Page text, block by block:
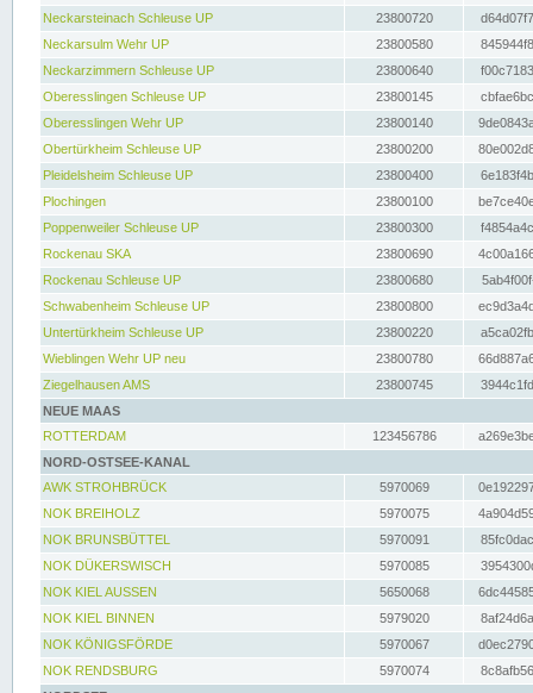
Neckarsteinach Schleuse UP
23800720
Neckarsulm Wehr UP
23800580
Neckarzimmern Schleuse UP
23800640
Oberesslingen Schleuse UP
23800145
Oberesslingen Wehr UP
23800140
Obertürkheim Schleuse UP
23800200
Pleidelsheim Schleuse UP
23800400
Plochingen
23800100
Poppenweiler Schleuse UP
23800300
Rockenau SKA
23800690
Rockenau Schleuse UP
23800680
Schwabenheim Schleuse UP
23800800
Untertürkheim Schleuse UP
23800220
Wieblingen Wehr UP neu
23800780
Ziegelhausen AMS
23800745
NEUE MAAS
ROTTERDAM
123456786
NORD-OSTSEE-KANAL
AWK STROHBRÜCK
5970069
NOK BREIHOLZ
5970075
NOK BRUNSBÜTTEL
5970091
NOK DÜKERSWISCH
5970085
NOK KIEL AUSSEN
5650068
NOK KIEL BINNEN
5979020
NOK KÖNIGSFÖRDE
5970067
NOK RENDSBURG
5970074